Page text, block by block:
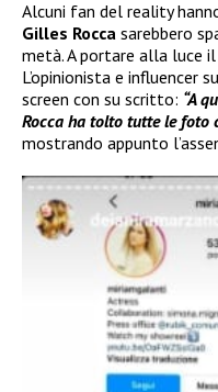
Alcuni fan del reality
Gilles Rocca sarebbero
metà. A portare alla luce
L’opinionista e influencer
screen con su scritto: “A
Rocca ha tolto tutte le foto
mostrando appunto